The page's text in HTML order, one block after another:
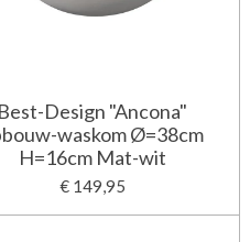
Best-Design "Ancona"
waskom Ø=38cm
H=16cm Mat-wit
€ 149,95